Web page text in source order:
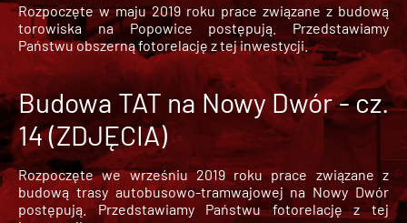
Rozpoczęte w maju 2019 roku prace związane z budową
torowiska na Popowice
postępują. Przedstawiamy
Państwu obszerną fotorelację z tej inwestycji.
Budowa TAT na Nowy Dwór - cz.
14 (ZDJĘCIA)
Rozpoczęte we wrześniu 2019 roku prace związane z
budową trasy autobusowo-tramwajowej na Nowy Dwór
postępują. Przedstawiamy Państwu fotorelację z tej